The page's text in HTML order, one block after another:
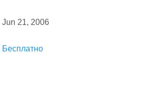
Jun 21, 2006
Бесплатно